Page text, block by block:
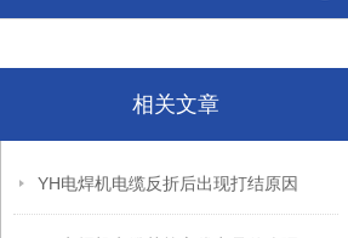
相关文章
YH电焊机电缆反折后出现打结原因